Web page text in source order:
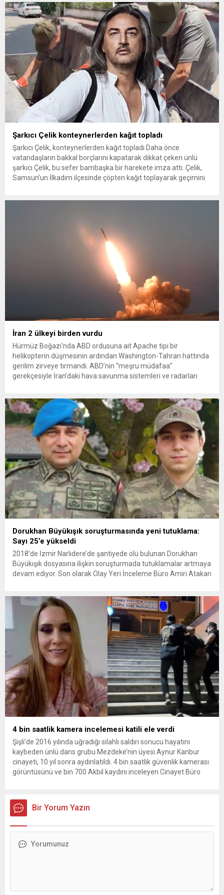
sohbet eden, onların talep ve önerileri dinleyen Başkan İhsan
Kurnaz, gelen taleplerin çözümü için...
Şarkıcı Çelik konteynerlerden kağıt topladı
Şarkıcı Çelik, konteynerlerden kağıt topladı Daha önce
vatandaşların bakkal borçlarını kapatarak dikkat çeken ünlü
şarkıcı Çelik, bu sefer bambaşka bir harekete imza attı. Çelik,
Samsun’un İlkadım ilçesinde çöpten kağıt toplayarak geçimini
İran 2 ülkeyi birden vurdu
Hürmüz Boğazı’nda ABD ordusuna ait Apache tipi bir
helikopterin düşmesinin ardından Washington-Tahran hattında
gerilim zirveye tırmandı. ABD’nin “meşru müdafaa”
gerekçesiyle İran’daki hava savunma sistemleri ve radarları
yeni bir ABD saldırısına anında yanıt verileceğini duyurdu....
Dorukhan Büyükışık soruşturmasında yeni tutuklama:
Sayı 25’e yükseldi
2018’de İzmir Narlıdere’de şantiyede ölü bulunan Dorukhan
Büyükışık dosyasına ilişkin soruşturmada tutuklamalar artmaya
devam ediyor. Son olarak Olay Yeri İnceleme Büro Amiri Atakan
bulunan Dorukhan Büyükışık’a ilişkin yeniden açılan
soruşturmada tutuklamalar genişliyor. Son olarak dönemin...
4 bin saatlik kamera incelemesi katili ele verdi
Şişli’de 2016 yılında uğradığı silahlı saldırı sonucu hayatını
kaybeden ünlü dans grubu Mezdeke’nin üyesi Aynur Kanbur
cinayeti, 10 yıl sonra aydınlatıldı. 4 bin saatlik güvenlik kamerası
görüntüsünü ve bin 700 Akbil kaydını inceleyen Cinayet Büro
Bir Yorum Yazın